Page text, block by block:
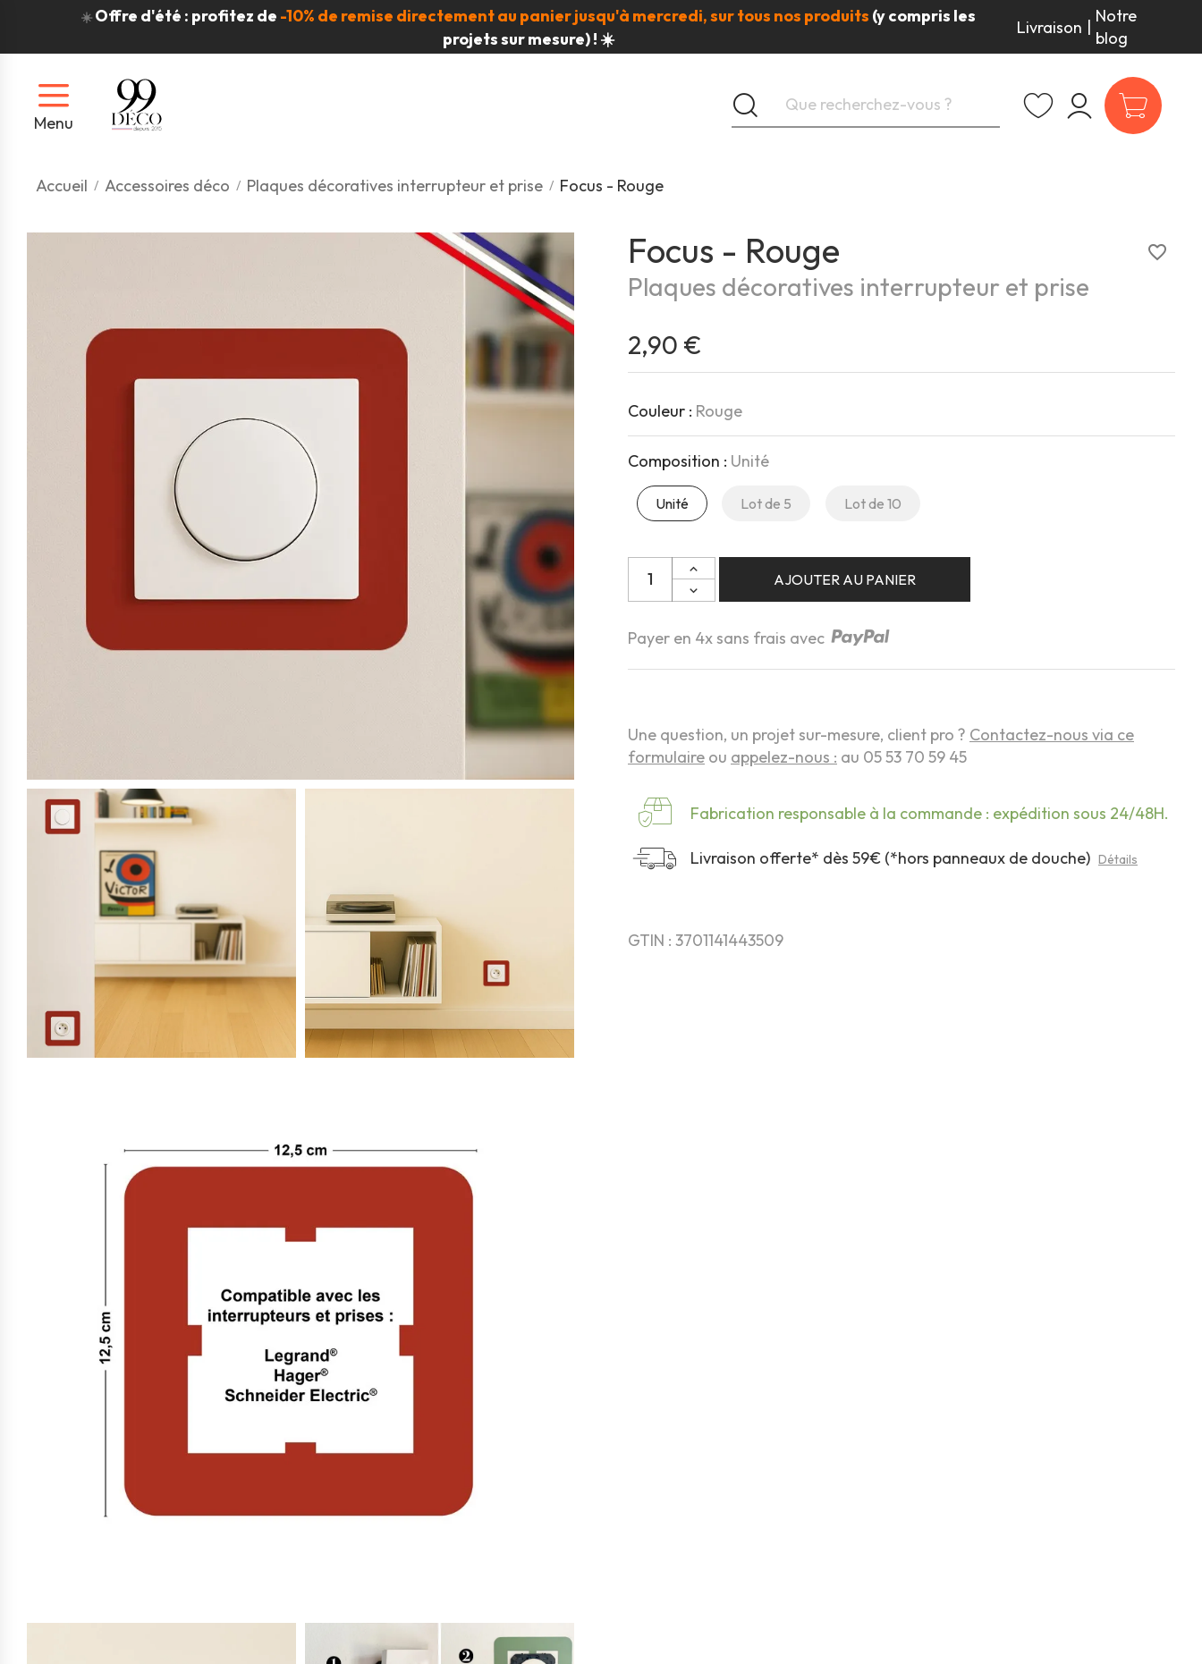
☀️ Offre d'été : profitez de -10% de remise directement au panier jusqu'à mercredi, sur tous nos produits (y compris les
projets sur mesure) ! ☀️
Livraison |
Notre
blog
Menu
Accueil Accessoires déco Plaques décoratives interrupteur et prise Focus - Rouge
Focus - Rouge
Plaques décoratives interrupteur et prise
favorite_border
2,90 €
Couleur : Rouge
Composition : Unité
Unité Lot de 5 Lot de 10
Quantité
AJOUTER AU PANIER
Payer en 4x sans frais avec
Une question, un projet sur-mesure, client pro ? Contactez-nous via ce
formulaire ou appelez-nous : au 05 53 70 59 45
Fabrication responsable à la commande : expédition sous 24/48H.
Livraison offerte* dès 59€ (*hors panneaux de douche) Détails
GTIN : 3701141443509